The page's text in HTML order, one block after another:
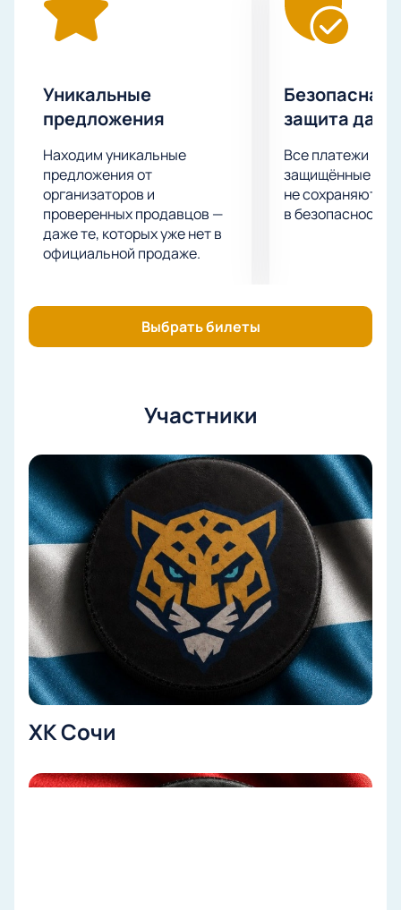
Уникальные
предложения
Находим уникальные
предложения от
организаторов и
проверенных продавцов —
даже те, которых уже нет в
официальной продаже.
Безопасная
защита
Все платежи
защищённые
не сохраняются
в безопасности.
Выбрать билеты
Участники
ХК Сочи